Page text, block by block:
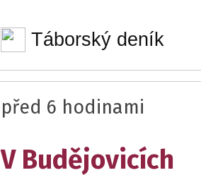
Táborský deník
před 6 hodinami
V Budějovicích